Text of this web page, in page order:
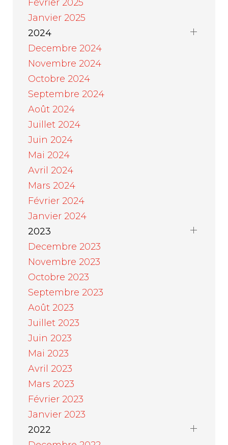
Février 2025
Janvier 2025
2024
Decembre 2024
Novembre 2024
Octobre 2024
Septembre 2024
Août 2024
Juillet 2024
Juin 2024
Mai 2024
Avril 2024
Mars 2024
Février 2024
Janvier 2024
2023
Decembre 2023
Novembre 2023
Octobre 2023
Septembre 2023
Août 2023
Juillet 2023
Juin 2023
Mai 2023
Avril 2023
Mars 2023
Février 2023
Janvier 2023
2022